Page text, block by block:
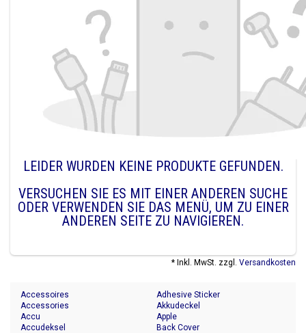
LEIDER WURDEN KEINE PRODUKTE GEFUNDEN.
VERSUCHEN SIE ES MIT EINER ANDEREN SUCHE
ODER VERWENDEN SIE DAS MENÜ, UM ZU EINER
ANDEREN SEITE ZU NAVIGIEREN.
* Inkl. MwSt. zzgl. Versandkosten
Accessoires
Accessories
Accu
Accudeksel
Adhesive Sticker
Akkudeckel
Apple
Back Cover